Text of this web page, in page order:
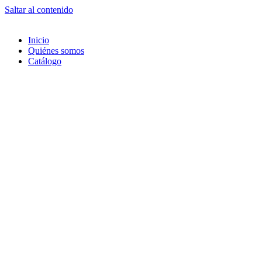
Saltar al contenido
Inicio
Quiénes somos
Catálogo